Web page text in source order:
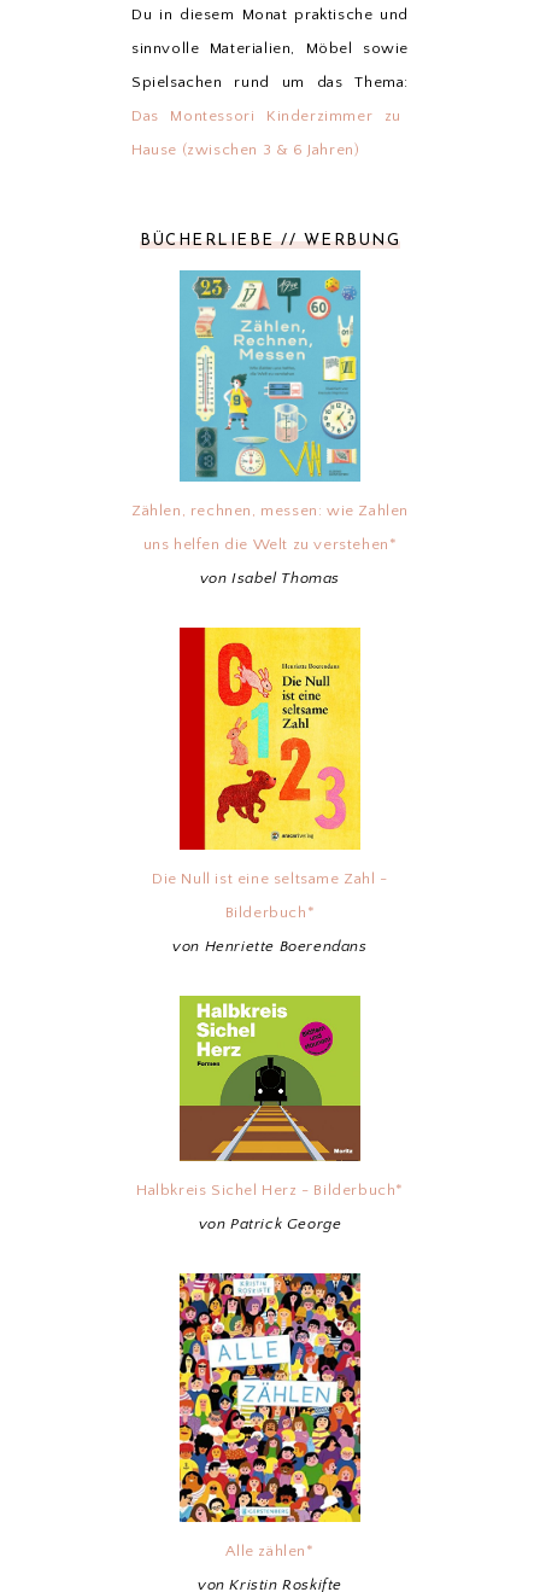
Du in diesem Monat praktische und
sinnvolle Materialien, Möbel sowie
Spielsachen rund um das Thema:
Das Montessori Kinderzimmer zu
Hause (zwischen 3 & 6 Jahren)
BÜCHERLIEBE // WERBUNG
Zählen, rechnen, messen: wie Zahlen
uns helfen die Welt zu verstehen*
von Isabel Thomas
Die Null ist eine seltsame Zahl -
Bilderbuch*
von Henriette Boerendans
Halbkreis Sichel Herz - Bilderbuch*
von Patrick George
Alle zählen*
von Kristin Roskifte